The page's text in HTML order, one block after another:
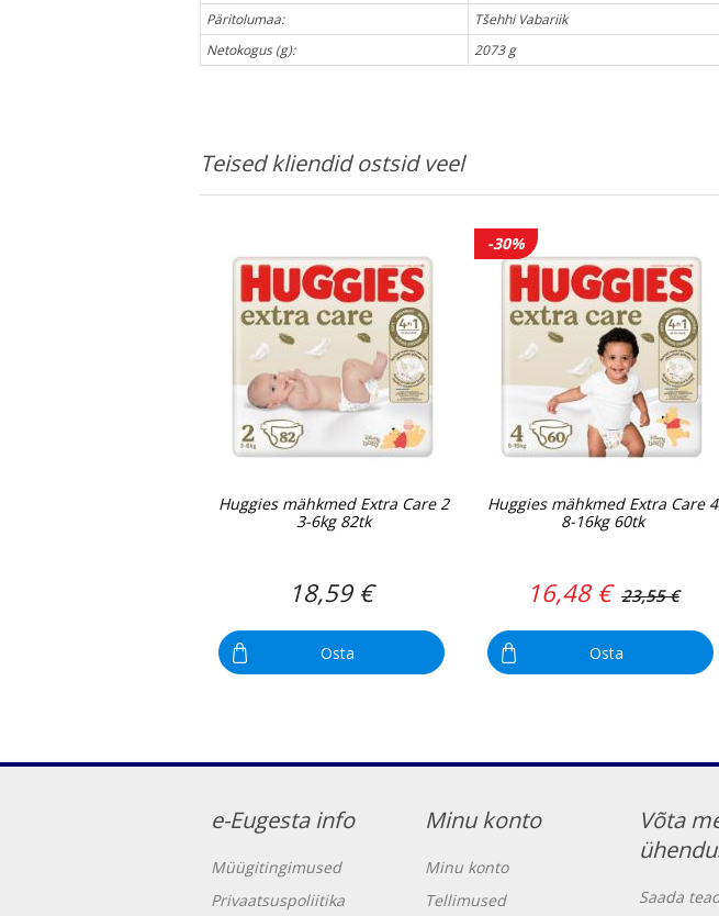
Päritolumaa:
Tšehhi Vabariik
Netokogus (g):
2073 g
Teised kliendid ostsid veel
Huggies mähkmed Extra Care 2
3-6kg 82tk
18,59 €
Osta
-30%
Huggies mähkmed Extra Care 4
8-16kg 60tk
16,48 € 23,55 €
Osta
e-Eugesta info
Müügitingimused
Privaatsuspoliitika
Minu konto
Minu konto
Tellimused
Võta
Saada